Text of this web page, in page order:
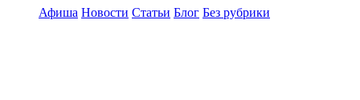
Афиша Новости Статьи Блог Без рубрики